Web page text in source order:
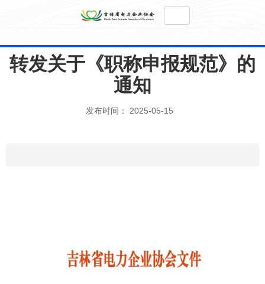
转发关于《职称申报规范》的
通知
发布时间： 2025-05-15